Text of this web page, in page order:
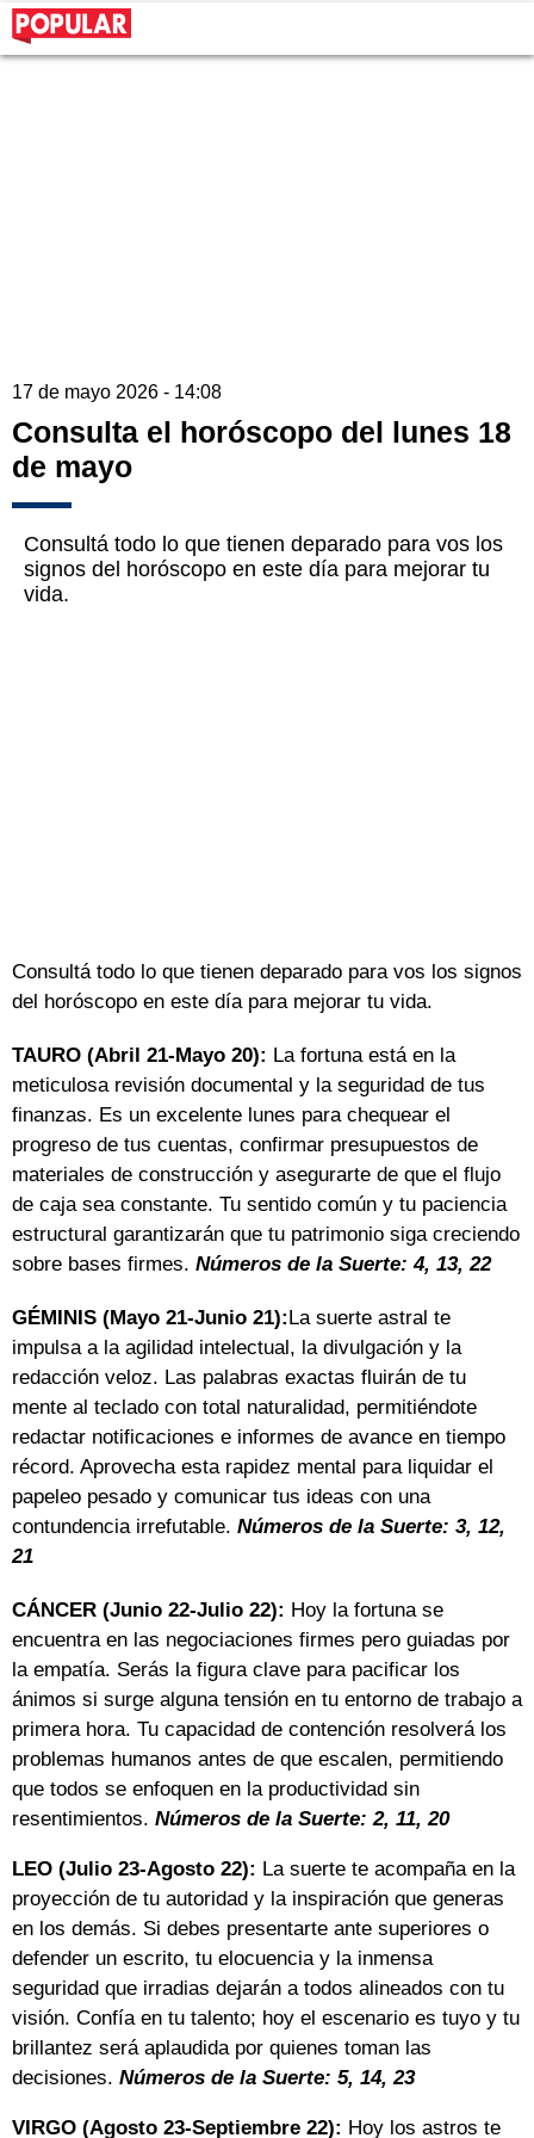
17 de mayo 2026 - 14:08
Consulta el horóscopo del lunes 18
de mayo
Consultá todo lo que tienen deparado para vos los
signos del horóscopo en este día para mejorar tu
vida.
Consultá todo lo que tienen deparado para vos los signos
del horóscopo en este día para mejorar tu vida.
TAURO (Abril 21-Mayo 20): La fortuna está en la
meticulosa revisión documental y la seguridad de tus
finanzas. Es un excelente lunes para chequear el
progreso de tus cuentas, confirmar presupuestos de
materiales de construcción y asegurarte de que el flujo
de caja sea constante. Tu sentido común y tu paciencia
estructural garantizarán que tu patrimonio siga creciendo
sobre bases firmes. Números de la Suerte: 4, 13, 22
GÉMINIS (Mayo 21-Junio 21):La suerte astral te
impulsa a la agilidad intelectual, la divulgación y la
redacción veloz. Las palabras exactas fluirán de tu
mente al teclado con total naturalidad, permitiéndote
redactar notificaciones e informes de avance en tiempo
récord. Aprovecha esta rapidez mental para liquidar el
papeleo pesado y comunicar tus ideas con una
contundencia irrefutable. Números de la Suerte: 3, 12,
21
CÁNCER (Junio 22-Julio 22): Hoy la fortuna se
encuentra en las negociaciones firmes pero guiadas por
la empatía. Serás la figura clave para pacificar los
ánimos si surge alguna tensión en tu entorno de trabajo a
primera hora. Tu capacidad de contención resolverá los
problemas humanos antes de que escalen, permitiendo
que todos se enfoquen en la productividad sin
resentimientos. Números de la Suerte: 2, 11, 20
LEO (Julio 23-Agosto 22): La suerte te acompaña en la
proyección de tu autoridad y la inspiración que generas
en los demás. Si debes presentarte ante superiores o
defender un escrito, tu elocuencia y la inmensa
seguridad que irradias dejarán a todos alineados con tu
visión. Confía en tu talento; hoy el escenario es tuyo y tu
brillantez será aplaudida por quienes toman las
decisiones. Números de la Suerte: 5, 14, 23
VIRGO (Agosto 23-Septiembre 22): Hoy los astros te